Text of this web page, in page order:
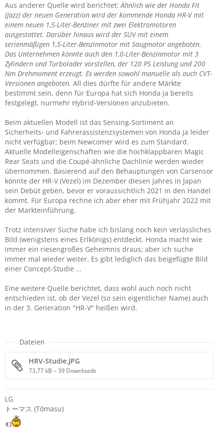
Aus anderer Quelle wird berichtet:Ähnlich wie der Honda Fit
(Jazz) der neuen Generation wird der kommende Honda HR-V mit
einem neuen 1,5-Liter-Benziner mit zwei Elektromotoren
ausgestattet. Darüber hinaus wird der SUV mit einem
serienmäßigen 1,5-Liter-Benzinmotor mit Saugmotor angeboten.
Das Unternehmen könnte auch den 1,0-Liter-Benzinmotor mit 3
Zylindern und Turbolader vorstellen, der 120 PS Leistung und 200
Nm Drehmoment erzeugt. Es werden sowohl manuelle als auch CVT-
Versionen angeboten. All dies dürfte für andere Märkte
bestimmt sein, denn für Europa hat sich Honda ja bereits
festgelegt, nurmehr Hybrid-Versionen anzubieten.
Beim aktuellen Modell ist das Sensing-Sortiment an
Sicherheits- und Fahrerassistenzsystemen von Honda ja leider
nicht verfügbar; beim Newcomer wird es zum Standard.
Aktuelle Modelleigenschaften wie die hochklappbaren Magic
Rear Seats und die Coupé-ähnliche Dachlinie werden wieder
übernommen. Basierend auf den Behauptungen von Carsensor
könnte der HR-V (Vezel) im Dezember diesen Jahres in Japan
sein Debüt geben, bevor er voraussichtlich 2021 in den Handel
kommt. Für Europa rechne ich aber eher mit Frühjahr 2022 mit
der Markteinführung.
Trotz intensiver Suche habe ich bislang noch kein verlässliches
Bild (wenigstens eines Erlkönigs) entdeckt. Honda macht wie
immer ein riesengroßes Geheimnis draus; aber ich suche
immer mal wieder weiter. Es gibt lediglich das beigefügte Bild
einer Concept-Studie …
Eine weitere Quelle berichtet, dass wohl auch noch nicht
entschieden ist, ob der Vezel (so sein eigentlicher Name) auch
in der 3. Generation "HR-V" heißen wird.
Dateien
HRV-Studie.JPG
73,77 kB – 39 Downloads
LG
トーマス (Tōmasu)